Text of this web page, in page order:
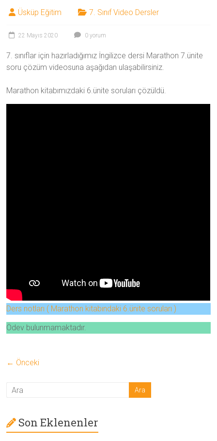
Üsküp Eğitim 7. Sınıf Video Dersler
22 Mayıs 2020 0 yorum
7. sınıflar için hazırladığımız İngilizce dersi Marathon 7.ünite
soru çözüm videosuna aşağıdan ulaşabilirsiniz.
Marathon kitabımızdaki 6.ünite soruları çözüldü.
Ders notları ( Marathon kitabındaki 6.ünite soruları )
Ödev bulunmamaktadır.
← Önceki
Son Eklenenler